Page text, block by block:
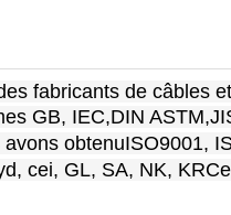
fabricants de câbles
GB, IEC,DIN ASTM,
avons obtenuISO9001,
cei, GL, SA, NK, KR